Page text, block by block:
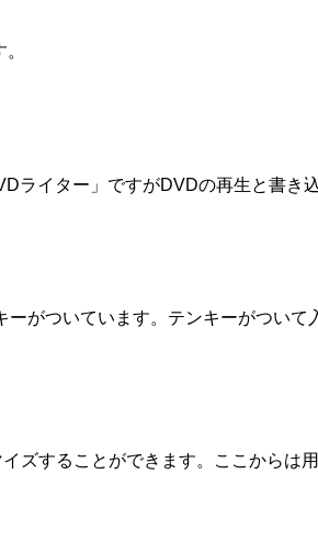
ライター」ですがDVDの再生と書き
がついています。テンキーがついて
することができます。ここからは